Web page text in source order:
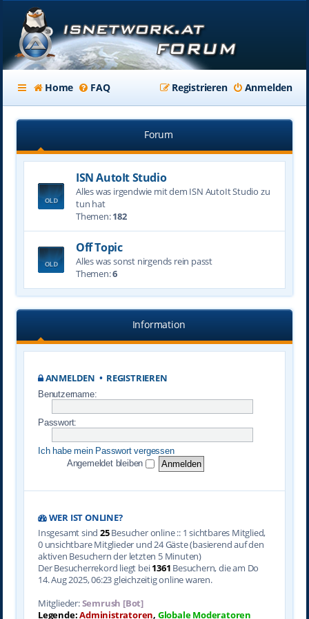
Home FAQ Anmelden
Registrieren
Forum
ISN AutoIt Studio
Alles was irgendwie mit dem ISN AutoIt Studio zu
tun hat
Themen:182
Off Topic
Alles was sonst nirgends rein passt
Themen:6
Information
ANMELDEN • REGISTRIEREN
Benutzername:
Passwort:
Ich habe mein Passwort vergessen
Angemeldet bleiben
WER IST ONLINE?
Insgesamt sind 25Besucher online :: 1 sichtbares Mitglied,
0 unsichtbare Mitglieder und 24 Gäste (basierend auf den
aktiven Besuchern der letzten 5 Minuten)
Der Besucherrekord liegt bei1361 Besuchern, die am Do
14. Aug 2025, 06:23 gleichzeitig online waren.
Mitglieder:Semrush [Bot]
Legende:Administratoren, Globale Moderatoren